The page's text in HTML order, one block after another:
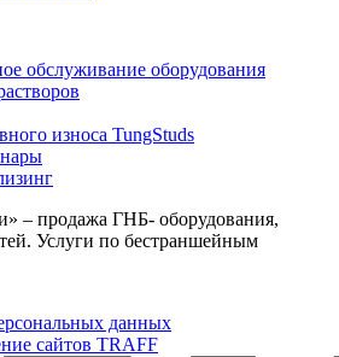
обслуживание оборудования
износа TungStuds
– продажа ГНБ- оборудования,
Услуги по бестраншейным
данных
сайтов TRAFF